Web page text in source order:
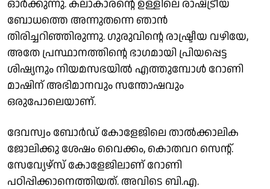
ഓര്‍ക്കുന്നു. കലാകാരന്റെ ഉള്ളിലെ രാഷ്‌ട്രീയ
ബോധത്തെ അന്നുതന്നെ ഞാൻ
തിരിച്ചറിഞ്ഞിരുന്നു. ഗുരുവിൻ്റെ രാഷ്ട്രീയ വഴിയേ,
അതേ പ്രസ്ഥാനത്തിന്റെ ഭാഗമായി പ്രിയപ്പെട്ട
ശിഷ്യനും നിയമസഭയിൽ എത്തുമ്പോൾ റോണി
മാഷിന് അഭിമാനവും സന്തോഷവും
ഒരുപോലെയാണ്.
ദേവസ്വം ബോര്‍ഡ് കോളേജിലെ താല്‍ക്കാലിക
ജോലിക്കു ശേഷം വൈക്കം, കൊതവറ സെന്റ്.
സേവ്യേഴ്സ് കോളേജിലാണ് റോണി
പഠിപ്പിക്കാനെത്തിയത്. അവിടെ ബി.എ.